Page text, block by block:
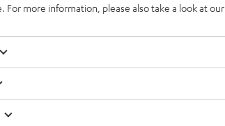
For more information, please also take a look at our